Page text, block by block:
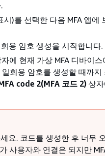
시)를 선택한 다음 MFA 앱에
용 암호 생성을 시작합니다.
에 현재 가상 MFA 디바이스
회용 암호를 생성할 때까지
code 2(MFA 코드 2)상
요. 코드를 생성한 후 너무
사용자와 연결은 되지만